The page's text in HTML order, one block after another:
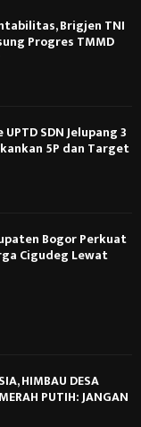
Brigjen TNI
Progres TMMD
SDN Jelupang 3
5P dan Target
Bogor Perkuat
Cigudeg Lewat
HIMBAU DESA
PUTIH: JANGAN